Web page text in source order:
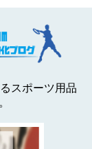
スポーツ用品